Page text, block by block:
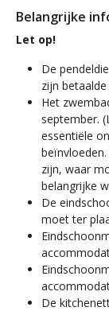
Belangrijke
Let op!
De
zijn
Het
september.
essentiële
zijn, waar
belangrijke
De
moet ter
De